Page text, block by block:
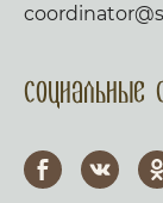
Социальные